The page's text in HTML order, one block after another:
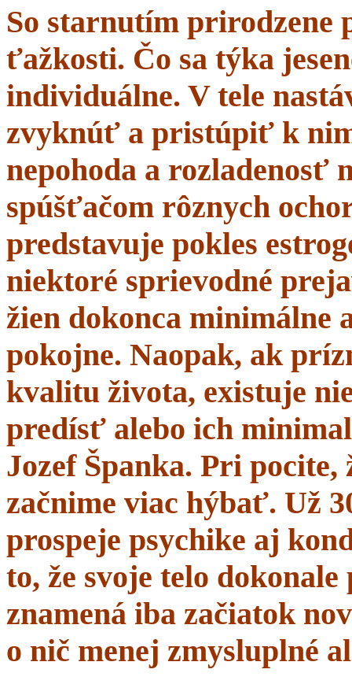
So starnutím prirodzene
ťažkosti. Čo sa týka
individuálne. V tele
zvyknúť a pristúpiť k
nepohoda a
spúšťačom rôznych
predstavuje pokles
niektoré sprievodné
žien dokonca minimálne
pokojne. Naopak, ak
kvalitu života, existuje
predísť alebo ich
Jozef Španka. Pri
začnime viac hýbať. Už
prospeje psychike aj
to, že svoje telo dokonale
znamená iba začiatok
o nič menej zmysluplné